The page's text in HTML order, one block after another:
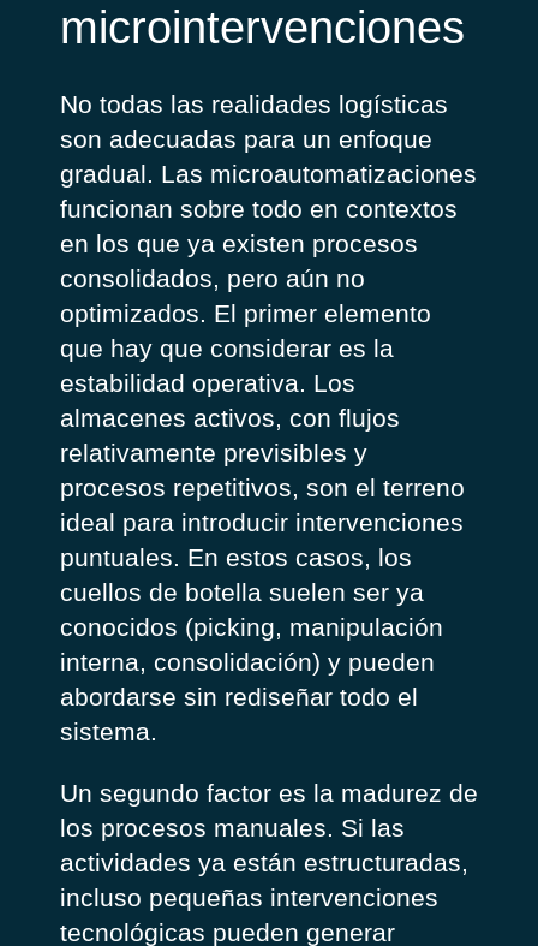
microintervenciones
No todas las realidades logísticas
son adecuadas para un enfoque
gradual. Las microautomatizaciones
funcionan sobre todo en contextos
en los que ya existen procesos
consolidados, pero aún no
optimizados. El primer elemento
que hay que considerar es la
estabilidad operativa. Los
almacenes activos, con flujos
relativamente previsibles y
procesos repetitivos, son el terreno
ideal para introducir intervenciones
puntuales. En estos casos, los
cuellos de botella suelen ser ya
conocidos (picking, manipulación
interna, consolidación) y pueden
abordarse sin rediseñar todo el
sistema.
Un segundo factor es la madurez de
los procesos manuales. Si las
actividades ya están estructuradas,
incluso pequeñas intervenciones
tecnológicas pueden generar